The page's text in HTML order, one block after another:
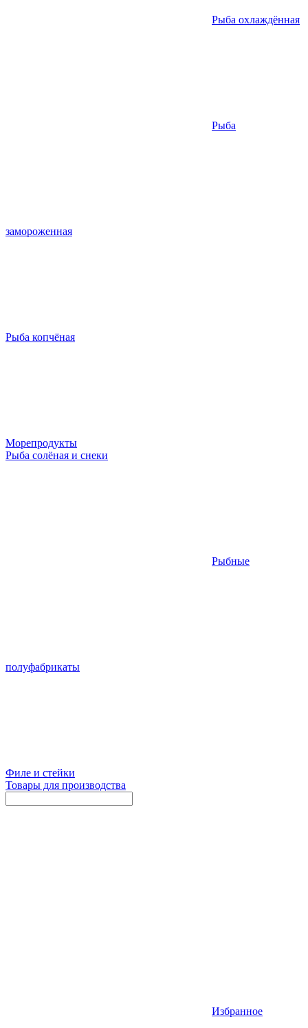
Рыба охлаждённая
Рыба
замороженная
Рыба копчёная
Морепродукты
Рыба солёная и снеки
Рыбные
полуфабрикаты
Филе и стейки
Товары для производства
Избранное